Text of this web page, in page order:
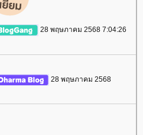
28 พฤษภาคม 2568 7:04:26
28 พฤษภาคม 2568